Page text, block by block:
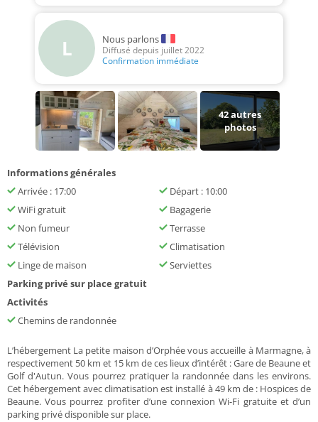
L Nous parlons
Diffusé depuis juillet 2022
Confirmation immédiate
42autres
photos
Informations générales
Arrivée : 17:00
Départ : 10:00
WiFi gratuit
Bagagerie
Non fumeur
Terrasse
Télévision
Climatisation
Linge de maison
Serviettes
Parking privé sur place gratuit
Activités
Chemins de randonnée
L’hébergement La petite maison d’Orphée vous accueille à Marmagne, à
respectivement 50 km et 15 km de ces lieux d’intérêt : Gare de Beaune et
Golf d'Autun. Vous pourrez pratiquer la randonnée dans les environs.
Cet hébergement avec climatisation est installé à 49 km de : Hospices de
Beaune. Vous pourrez profiter d’une connexion Wi-Fi gratuite et d’un
parking privé disponible sur place.